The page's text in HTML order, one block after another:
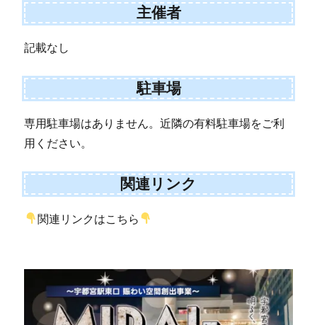
主催者
記載なし
駐車場
専用駐車場はありません。近隣の有料駐車場をご利
用ください。
関連リンク
関連リンクはこちら